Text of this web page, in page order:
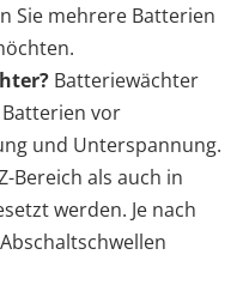
Sie mehrere Batterien
Batteriewächter
vor
und Unterspannung.
Bereich als auch in
werden. Je nach